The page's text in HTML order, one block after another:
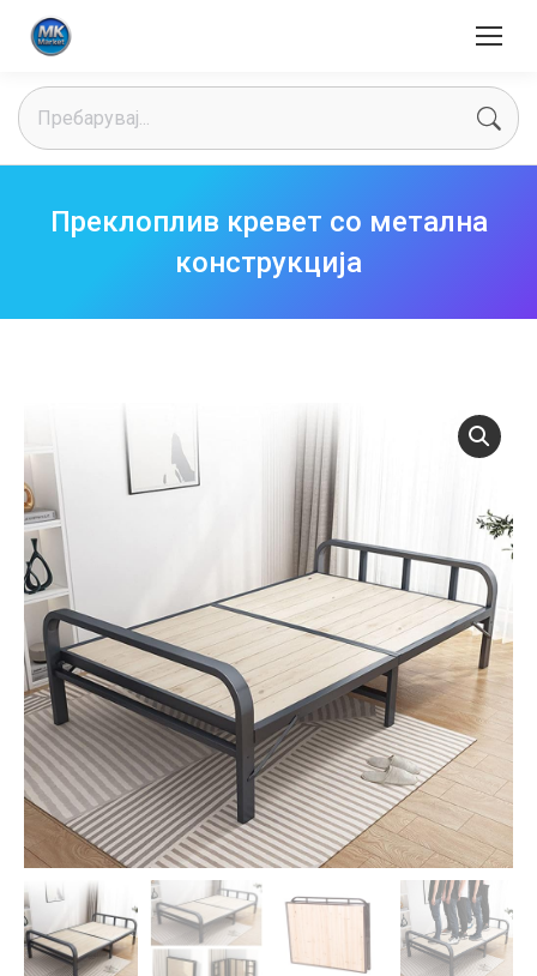
Search:
Преклоплив кревет со метална
конструкција